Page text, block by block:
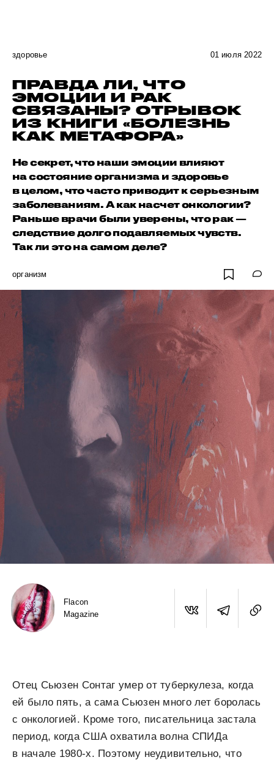
здоровье 01 июля 2022
ПРАВДА ЛИ, ЧТО
ЭМОЦИИ И РАК
СВЯЗАНЫ? ОТРЫВОК
ИЗ КНИГИ «БОЛЕЗНЬ
КАК МЕТАФОРА»
Не секрет, что наши эмоции влияют
на состояние организма и здоровье
в целом, что часто приводит к серьезным
заболеваниям. А как насчет онкологии?
Раньше врачи были уверены, что рак —
следствие долго подавляемых чувств.
Так ли это на самом деле?
организм
Flacon
Magazine
Отец Сьюзен Сонтаг умер от туберкулеза, когда
ей было пять, а сама Сьюзен много лет боролась
с онкологией. Кроме того, писательница застала
период, когда США охватила волна СПИДа
в начале 1980-х. Поэтому неудивительно, что